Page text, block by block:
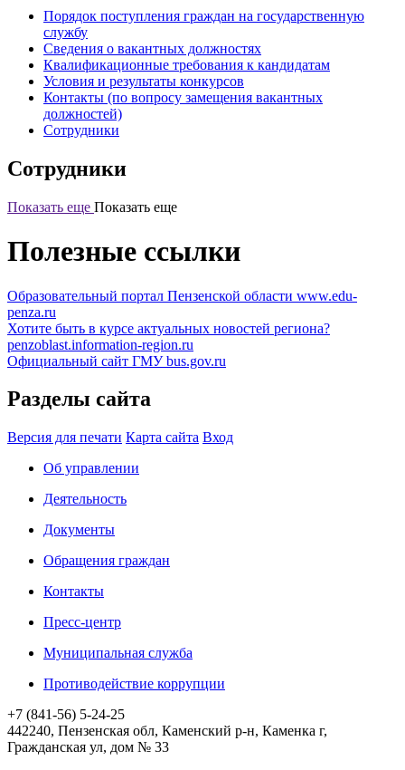
Порядок поступления граждан на государственную
службу
Сведения о вакантных должностях
Квалификационные требования к кандидатам
Условия и результаты конкурсов
Контакты (по вопросу замещения вакантных
должностей)
Сотрудники
Сотрудники
Показать еще Показать еще
Полезные ссылки
Образовательный портал Пензенской области www.edu-
penza.ru
Хотите быть в курсе актуальных новостей региона?
penzoblast.information-region.ru
Официальный сайт ГМУ bus.gov.ru
Разделы сайта
Версия для печати Карта сайта Вход
Об управлении
Деятельность
Документы
Обращения граждан
Контакты
Пресс-центр
Муниципальная служба
Противодействие коррупции
+7 (841-56) 5-24-25
442240, Пензенская обл, Каменский р-н, Каменка г,
Гражданская ул, дом № 33